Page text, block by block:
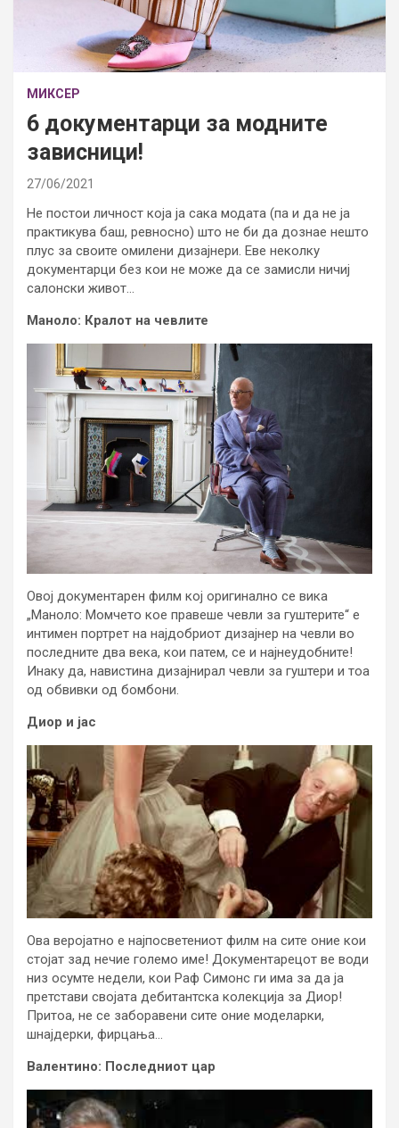
МИКСЕР
6 документарци за модните
зависници!
27/06/2021
Не постои личност која ја сака модата (па и да не ја
практикува баш, ревносно) што не би да дознае нешто
плус за своите омилени дизајнери. Еве неколку
документарци без кои не може да се замисли ничиј
салонски живот…
Маноло: Кралот на чевлите
Овој документарен филм кој оригинално се вика
„Маноло: Момчето кое правеше чевли за гуштерите“ е
интимен портрет на најдобриот дизајнер на чевли во
последните два века, кои патем, се и најнеудобните!
Инаку да, навистина дизајнирал чевли за гуштери и тоа
од обвивки од бомбони.
Диор и јас
Ова веројатно е најпосветениот филм на сите оние кои
стојат зад нечие големо име! Документарецот ве води
низ осумте недели, кои Раф Симонс ги има за да ја
претстави својата дебитантска колекција за Диор!
Притоа, не се заборавени сите оние моделарки,
шнајдерки, фирцања…
Валентино: Последниот цар